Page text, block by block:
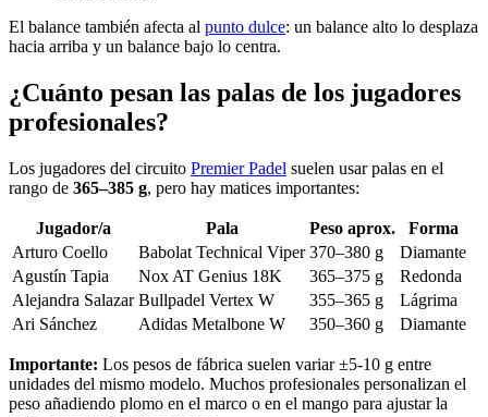
El balance también afecta al punto dulce: un balance alto lo desplaza
hacia arriba y un balance bajo lo centra.
¿Cuánto pesan las palas de los jugadores
profesionales?
Los jugadores del circuito Premier Padel suelen usar palas en el
rango de 365–385 g, pero hay matices importantes:
Jugador/a Pala Peso aprox.
Forma
Arturo Coello
Babolat Technical Viper 370–380 g
Diamante
Agustín Tapia
Nox AT Genius 18K 365–375 g
Redonda
Alejandra Salazar Bullpadel Vertex W 355–365 g
Lágrima
Ari Sánchez
Adidas Metalbone W 350–360 g Diamante
Importante: Los pesos de fábrica suelen variar ±5-10 g entre
unidades del mismo modelo. Muchos profesionales personalizan el
peso añadiendo plomo en el marco o en el mango para ajustar la